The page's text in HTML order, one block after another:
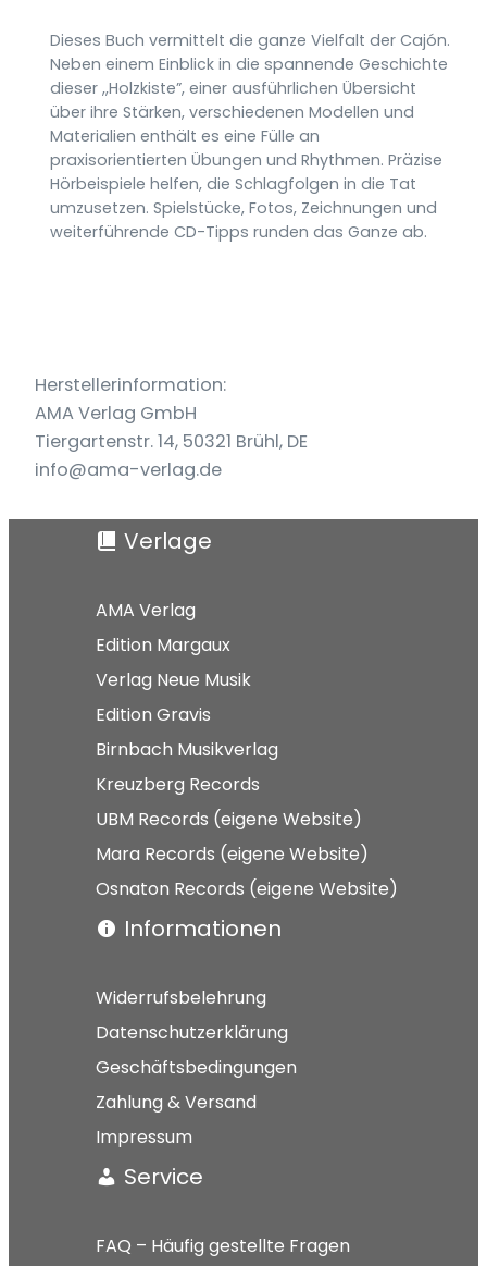
Dieses Buch vermittelt die ganze Vielfalt der Cajón.
Neben einem Einblick in die spannende Geschichte
dieser ,,Holzkiste”, einer ausführlichen Übersicht
über ihre Stärken, verschiedenen Modellen und
Materialien enthält es eine Fülle an
praxisorientierten Übungen und Rhythmen. Präzise
Hörbeispiele helfen, die Schlagfolgen in die Tat
umzusetzen. Spielstücke, Fotos, Zeichnungen und
weiterführende CD-Tipps runden das Ganze ab.
Herstellerinformation:
AMA Verlag GmbH
Tiergartenstr. 14, 50321 Brühl, DE
info@ama-verlag.de
Verlage
AMA Verlag
Edition Margaux
Verlag Neue Musik
Edition Gravis
Birnbach Musikverlag
Kreuzberg Records
UBM Records (eigene Website)
Mara Records (eigene Website)
Osnaton Records (eigene Website)
Informationen
Widerrufsbelehrung
Datenschutzerklärung
Geschäftsbedingungen
Zahlung & Versand
Impressum
Service
FAQ – Häufig gestellte Fragen